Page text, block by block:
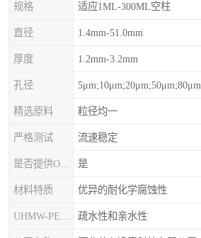
规格 适应1ML-300ML空柱
直径 1.4mm-51.0mm
厚度 1.2mm-3.2mm
孔径 5μm;10μm;20μm;50μm;80μm
精选原料 粒径均一
严格测试 流速稳定
是
材料特质 优异的耐化学腐蚀性
疏水性和亲水性